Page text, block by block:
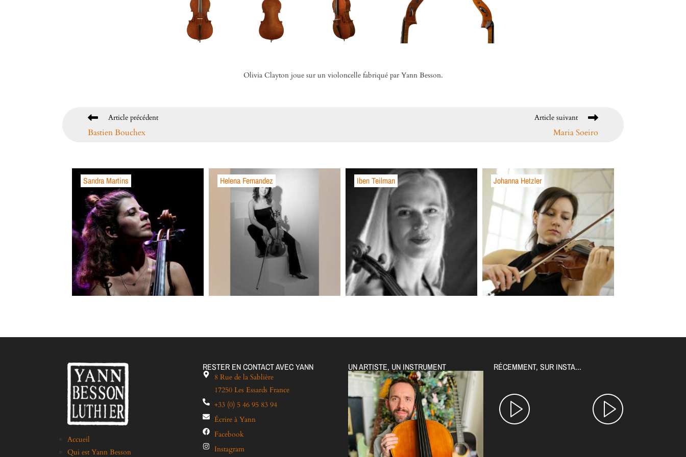
Olivia Clayton joue sur un violoncelle fabriqué par Yann Besson.
Article précédent
Bastien Bouchex
Article suivant
Maria Soeiro
Sandra Martins Helena Fernandez Iben Teilman Johanna Hetzler
Accueil
Qui est Yann Besson
RESTER EN CONTACT AVEC YANN
8 Rue de la Sablière
17250 Les Essards France
+33 (0) 5 46 95 83 94
Écrire à Yann
Facebook
Instagram
UN ARTISTE, UN INSTRUMENT RÉCEMMENT, SUR INSTA...